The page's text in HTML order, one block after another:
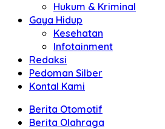
Hukum & Kriminal
Gaya Hidup
Kesehatan
Infotainment
Redaksi
Pedoman Silber
Kontal Kami
Berita Otomotif
Berita Olahraga